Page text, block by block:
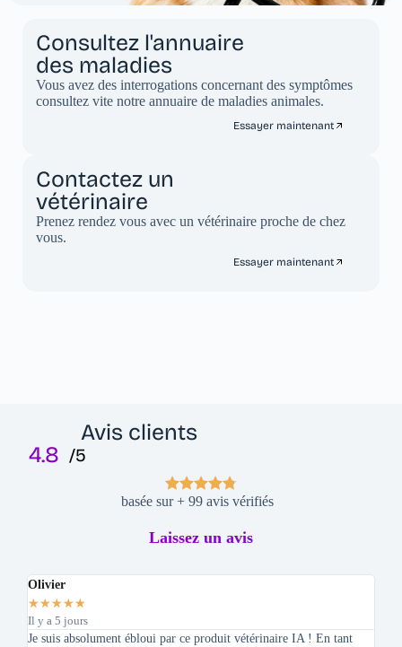
Consultez l'annuaire
des maladies
Vous avez des interrogations concernant des symptômes
consultez vite notre annuaire de maladies animales.
Essayer maintenant
Contactez un
vétérinaire
Prenez rendez vous avec un vétérinaire proche de chez
vous.
Essayer maintenant
Avis clients
4.8 /5
basée sur + 99 avis vérifiés
Laissez un avis
Olivier
★★★★★
Il y a 5 jours
Je suis absolument ébloui par ce produit vétérinaire IA ! En tant